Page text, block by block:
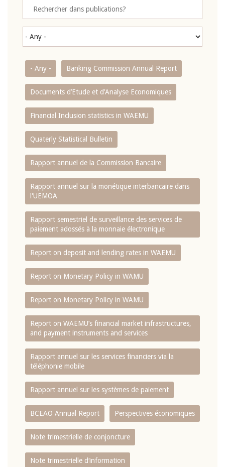
- Any - Banking Commission Annual Report
Documents d’Etude et d’Analyse Economiques
Financial Inclusion statistics in WAEMU
Quaterly Statistical Bulletin
Rapport annuel de la Commission Bancaire
Rapport annuel sur la monétique interbancaire dans
l'UEMOA
Rapport semestriel de surveillance des services de
paiement adossés à la monnaie électronique
Report on deposit and lending rates in WAEMU
Report on Monetary Policy in WAMU
Report on Monetary Policy in WAMU
Report on WAEMU’s financial market infrastructures,
and payment instruments and services
Rapport annuel sur les services financiers via la
téléphonie mobile
Rapport annuel sur les systèmes de paiement
BCEAO Annual Report Perspectives économiques
Note trimestrielle de conjoncture
Note trimestrielle d‘information